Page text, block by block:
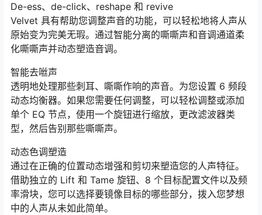
De-ess、de-click、reshape 和 revive
Velvet 具有帮助您调整声音的功能，可以轻松地将人声从
原始变为完美无瑕。通过智能分离的嘶嘶声和音调通道柔
化嘶嘶声并动态塑造音调。
智能去咝声
透明地处理那些刺耳、嘶嘶作响的声音。为您设置 6 频段
动态均衡器。如果您需要任何调整，可以轻松调整或添加
单个 EQ 节点，使用一个旋钮进行缩放，更改滤波器类
型，然后告别那些嘶嘶声。
动态色调塑造
通过在正确的位置动态增强和剪切来塑造您的人声特征。
借助独立的 Lift 和 Tame 旋钮、8 个目标配置文件以及频
率滑块，您可以选择要镜像目标的哪些部分，拨入您梦想
中的人声从未如此简单。